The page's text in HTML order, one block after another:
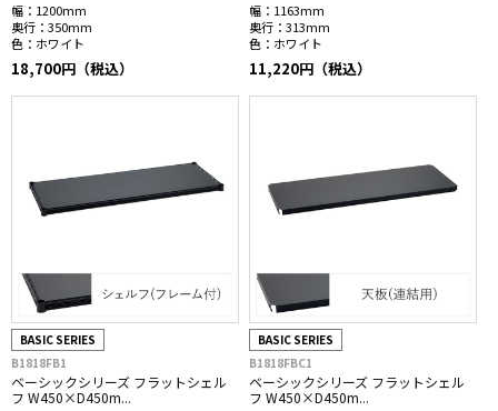
幅： 1200mm
奥行： 350mm
色： ホワイト
18,700円（税込）
幅： 1163mm
奥行： 313mm
色： ホワイト
11,220円（税込）
BASIC SERIES
B1818FB1
ベーシックシリーズ フラットシェル
フ W450×D450m...
BASIC SERIES
B1818FBC1
ベーシックシリーズ フラットシェル
フ W450×D450m...